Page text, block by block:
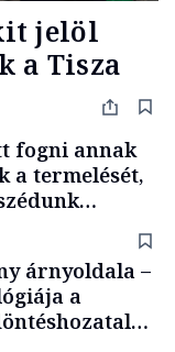
jelöl
a Tisza
fogni annak
a termelését,
60
árnyoldala –
a